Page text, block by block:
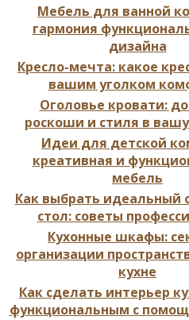
Мебель для ванной
гармония
дизайна
Кресло-мечта: какое
вашим уголком
Оголовье кровати:
роскоши и стиля в
Идеи для детской
креативная и
мебель
Как выбрать идеальный
стол: советы
Кухонные шкафы:
организации
кухне
Как сделать интерьер
функциональным с